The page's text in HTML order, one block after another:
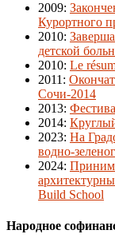
2009:
Курортного
2010:
детской
2010: Le
2011 :
Сочи-2014
2013:
2014:
2023: На
водно-
2024:
Build School
Народное